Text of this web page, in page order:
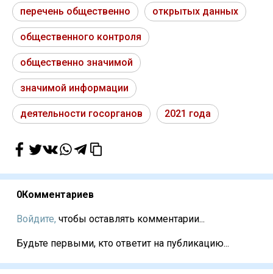
перечень общественно открытых данных
общественного контроля
общественно значимой
значимой информации
деятельности госорганов 2021 года
0Комментариев
Войдите, чтобы оставлять комментарии...
Будьте первыми, кто ответит на публикацию...